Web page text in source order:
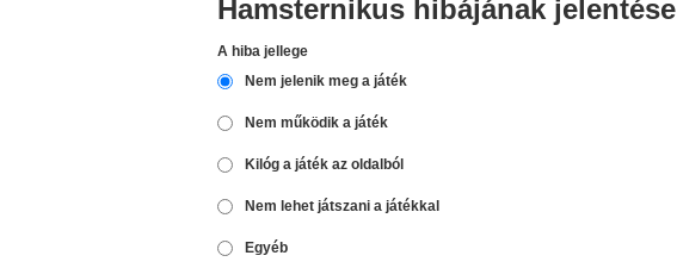
Hamsternikus hibájának jelentése
A hiba jellege
Nem jelenik meg a játék
Nem működik a játék
Kilóg a játék az oldalból
Nem lehet játszani a játékkal
Egyéb